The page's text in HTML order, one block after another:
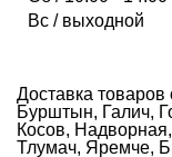
Вс / выходной
Доставка товаров
Бурштын, Галич,
Косов,
Тлумач, Яремче,